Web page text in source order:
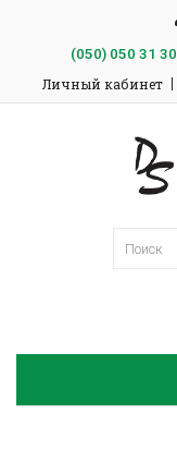
(050)050 31 30
Личный кабинет